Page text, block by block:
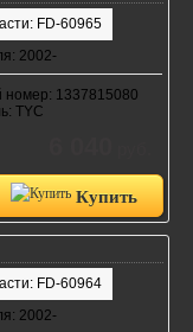
FD-60965
2002-
номер: 1337815080
TYC
Купить
FD-60964
2002-